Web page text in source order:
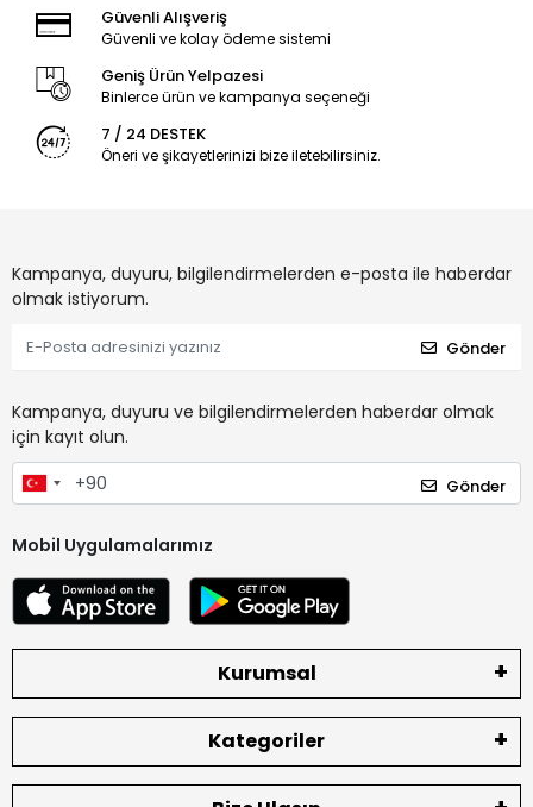
Güvenli Alışveriş
Güvenli ve kolay ödeme sistemi
Geniş Ürün Yelpazesi
Binlerce ürün ve kampanya seçeneği
7 / 24 DESTEK
Öneri ve şikayetlerinizi bize iletebilirsiniz.
Kampanya, duyuru, bilgilendirmelerden e-posta ile haberdar
olmak istiyorum.
Gönder
Kampanya, duyuru ve bilgilendirmelerden haberdar olmak
için kayıt olun.
Gönder
Mobil Uygulamalarımız
Kurumsal
Kategoriler